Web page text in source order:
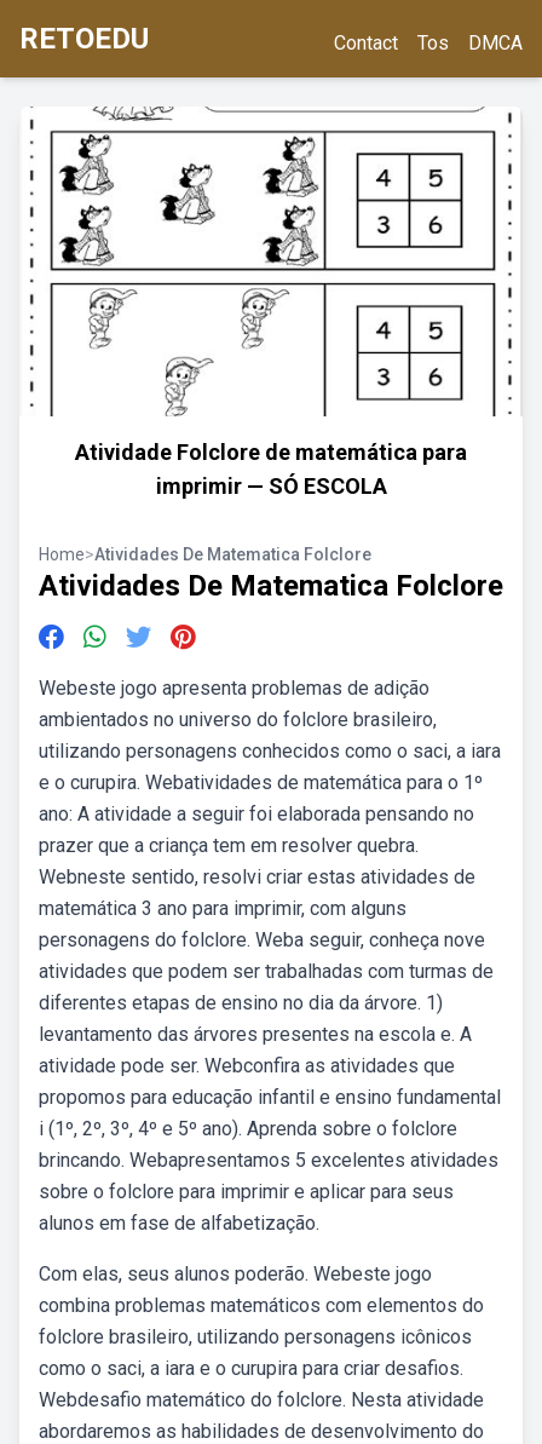
RETOEDU Contact Tos DMCA
Atividade Folclore de matemática para
imprimir — SÓ ESCOLA
Home>Atividades De Matematica Folclore
Atividades De Matematica Folclore
Webeste jogo apresenta problemas de adição
ambientados no universo do folclore brasileiro,
utilizando personagens conhecidos como o saci, a iara
e o curupira. Webatividades de matemática para o 1º
ano: A atividade a seguir foi elaborada pensando no
prazer que a criança tem em resolver quebra.
Webneste sentido, resolvi criar estas atividades de
matemática 3 ano para imprimir, com alguns
personagens do folclore. Weba seguir, conheça nove
atividades que podem ser trabalhadas com turmas de
diferentes etapas de ensino no dia da árvore. 1)
levantamento das árvores presentes na escola e. A
atividade pode ser. Webconfira as atividades que
propomos para educação infantil e ensino fundamental
i (1º, 2º, 3º, 4º e 5º ano). Aprenda sobre o folclore
brincando. Webapresentamos 5 excelentes atividades
sobre o folclore para imprimir e aplicar para seus
alunos em fase de alfabetização.
Com elas, seus alunos poderão. Webeste jogo
combina problemas matemáticos com elementos do
folclore brasileiro, utilizando personagens icônicos
como o saci, a iara e o curupira para criar desafios.
Webdesafio matemático do folclore. Nesta atividade
abordaremos as habilidades de desenvolvimento do